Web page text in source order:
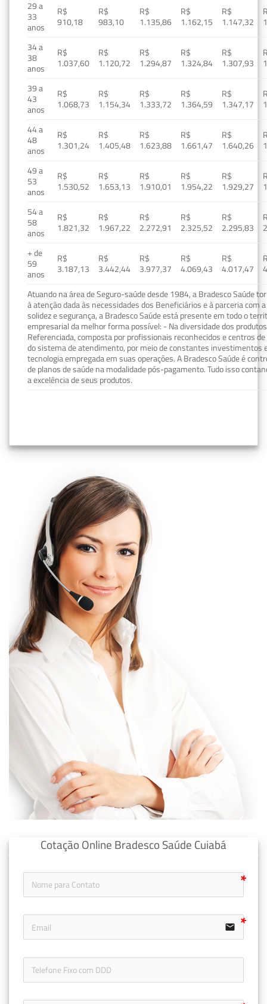
29 a
33
anos
R$
910,18
R$
983,10
R$
1.135,86
R$
1.162,15
R$
1.147,32
34 a
38
anos
R$
1.037,60
R$
1.120,72
R$
1.294,87
R$
1.324,84
R$
1.307,93
39 a
43
anos
R$
1.068,73
R$
1.154,34
R$
1.333,72
R$
1.364,59
R$
1.347,17
44 a
48
anos
R$
1.301,24
R$
1.405,48
R$
1.623,88
R$
1.661,47
R$
1.640,26
49 a
53
anos
R$
1.530,52
R$
1.653,13
R$
1.910,01
R$
1.954,22
R$
1.929,27
54 a
58
anos
R$
1.821,32
R$
1.967,22
R$
2.272,91
R$
2.325,52
R$
2.295,83
+ de
59
anos
R$
3.187,13
R$
3.442,44
R$
3.977,37
R$
4.069,43
R$
4.017,47
Atuando na área de Seguro-saúde desde 1984, a Bradesco Saúde
à atenção dada às necessidades dos Beneficiários e à parceria com
solidez e segurança, a Bradesco Saúde está presente em todo o
empresarial da melhor forma possível: - Na diversidade dos
Referenciada, composta por profissionais reconhecidos e centros
do sistema de atendimento, por meio de constantes investimentos
tecnologia empregada em suas operações. A Bradesco Saúde é
de planos de saúde na modalidade pós-pagamento. Tudo isso
a excelência de seus produtos.
Cotação Online Bradesco Saúde Cuiabá
email